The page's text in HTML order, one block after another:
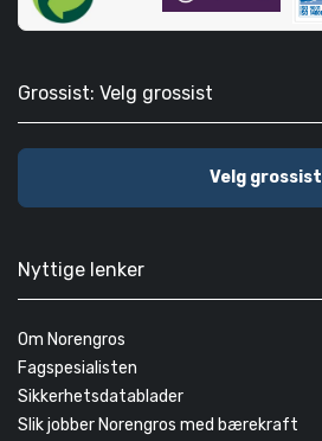
Grossist: Velg grossist
Velg grossist
Nyttige lenker
Om Norengros
Fagspesialisten
Sikkerhetsdatablader
Slik jobber Norengros med bærekraft